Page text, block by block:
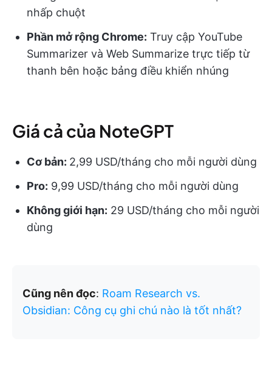
nhấp chuột
Phần mở rộng Chrome: Truy cập YouTube
Summarizer và Web Summarize trực tiếp từ
thanh bên hoặc bảng điều khiển nhúng
Giá cả của NoteGPT
Cơ bản: 2,99 USD/tháng cho mỗi người dùng
Pro: 9,99 USD/tháng cho mỗi người dùng
Không giới hạn: 29 USD/tháng cho mỗi người
dùng
Cũng nên đọc: Roam Research vs.
Obsidian: Công cụ ghi chú nào là tốt nhất?